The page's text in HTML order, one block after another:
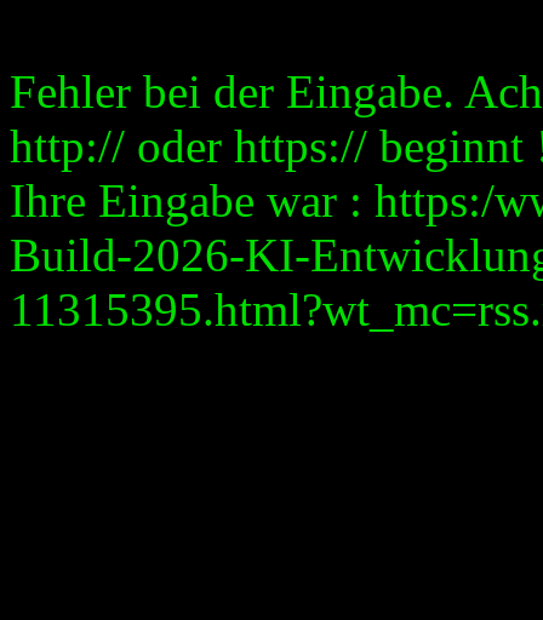
Fehler bei der Eingabe.
http:// oder https:// beginnt
Ihre Eingabe war : https:/
Build-2026-KI-